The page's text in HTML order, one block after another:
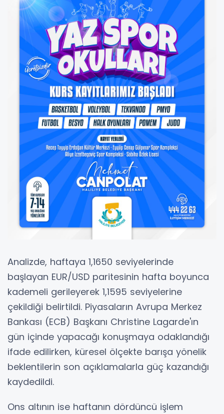
Analizde, haftaya 1,1650 seviyelerinde
başlayan EUR/USD paritesinin hafta boyunca
kademeli gerileyerek 1,1595 seviyelerine
çekildiği belirtildi. Piyasaların Avrupa Merkez
Bankası (ECB) Başkanı Christine Lagarde'ın
gün içinde yapacağı konuşmaya odaklandığı
ifade edilirken, küresel ölçekte barışa yönelik
beklentilerin son açıklamalarla güç kazandığı
kaydedildi.
Ons altının ise haftanın dördüncü işlem